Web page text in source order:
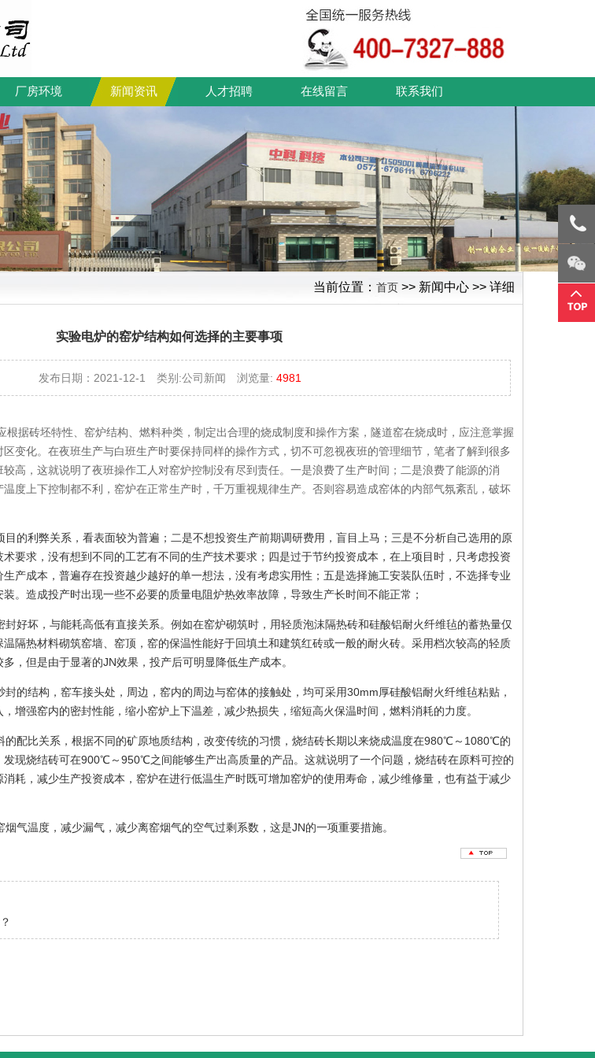
厂房环境 新闻资讯 人才招聘 在线留言 联系我们
当前位置： 首页 >> 新闻中心 >> 详细
实验电炉的窑炉结构如何选择的主要事项
发布日期：2021-12-1 类别:公司新闻 浏览量: 4981
根据砖坯特性、窑炉结构、燃料种类，制定出合理的烧成制度和操作方案，隧道窑在烧成时，应注意掌握
变化。在夜班生产与白班生产时要保持同样的操作方式，切不可忽视夜班的管理细节，笔者了解到很多
高，这就说明了夜班操作工人对窑炉控制没有尽到责任。一是浪费了生产时间；二是浪费了能源的消
度上下控制都不利，窑炉在正常生产时，千万重视规律生产。否则容易造成窑体的内部气氛紊乱，破坏
的利弊关系，看表面较为普遍；二是不想投资生产前期调研费用，盲目上马；三是不分析自己选用的原
要求，没有想到不同的工艺有不同的生产技术要求；四是过于节约投资成本，在上项目时，只考虑投资
产成本，普遍存在投资越少越好的单一想法，没有考虑实用性；五是选择施工安装队伍时，不选择专业
。造成投产时出现一些不必要的质量电阻炉热效率故障，导致生产长时间不能正常；
好坏，与能耗高低有直接关系。例如在窑炉砌筑时，用轻质泡沫隔热砖和硅酸铝耐火纤维毡的蓄热量仅
隔热材料砌筑窑墙、窑顶，窑的保温性能好于回填土和建筑红砖或一般的耐火砖。采用档次较高的轻质
，但是由于显著的JN效果，投产后可明显降低生产成本。
的结构，窑车接头处，周边，窑内的周边与窑体的接触处，均可采用30mm厚硅酸铝耐火纤维毡粘贴，
增强窑内的密封性能，缩小窑炉上下温差，减少热损失，缩短高火保温时间，燃料消耗的力度。
配比关系，根据不同的矿原地质结构，改变传统的习惯，烧结砖长期以来烧成温度在980℃～1080℃的
现烧结砖可在900℃～950℃之间能够生产出高质量的产品。这就说明了一个问题，烧结砖在原料可控的
耗，减少生产投资成本，窑炉在进行低温生产时既可增加窑炉的使用寿命，减少维修量，也有益于减少
气温度，减少漏气，减少离窑烟气的空气过剩系数，这是JN的一项重要措施。